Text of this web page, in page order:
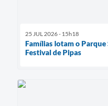
25 JUL 2026 - 15h18
Famílias lotam o
Festival de Pipas